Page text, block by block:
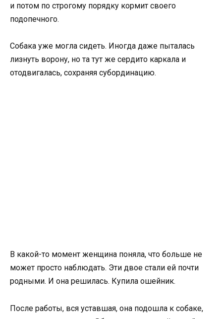
и потом по строгому порядку кормит своего
подопечного.
Собака уже могла сидеть. Иногда даже пыталась
лизнуть ворону, но та тут же сердито каркала и
отодвигалась, сохраняя субординацию.
В какой-то момент женщина поняла, что больше не
может просто наблюдать. Эти двое стали ей почти
родными. И она решилась. Купила ошейник.
После работы, вся уставшая, она подошла к собаке,